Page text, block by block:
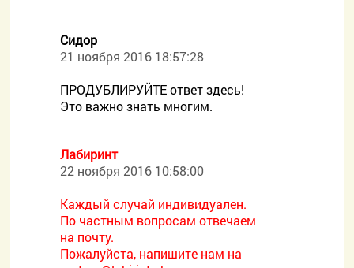
Сидор
21 ноября 2016 18:57:28
ПРОДУБЛИРУЙТЕ ответ здесь!
Это важно знать многим.
Лабиринт
22 ноября 2016 10:58:00
Каждый случай индивидуален.
По частным вопросам отвечаем
на почту.
Пожалуйста, напишите нам на